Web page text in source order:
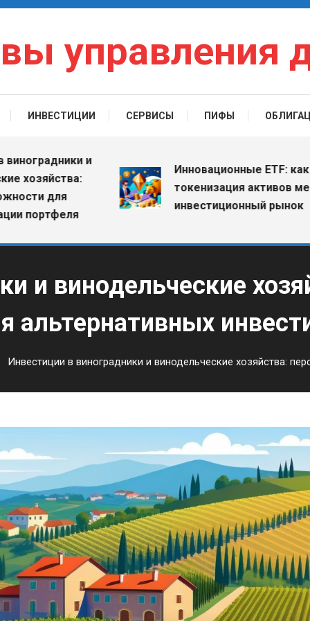
управления
ИНВЕСТИЦИИ СЕРВИСЫ ПИФЫ
и
для
Инновационные ETF: как
токенизация активов меняет
инвестиционный рынок
и винодельческие
альтернативных
Инвестиции в виноградники и винодельческие хозяйства: